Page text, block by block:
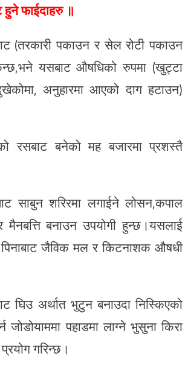
हुने फाईदाहरु ॥
(तरकारी पकाउन र सेल रोटी पकाउन
यसबाट औषधिको रुपमा (खुट्टा
अनुहारमा आएको दाग हटाउन)
रसबाट बनेको मह बजारमा प्रशस्तै
साबुन शरिरमा लगाईने लोसन,कपाल
बनाउन उपयोगी हुन्छ।यसलाई
जैविक मल र किटनाशक औषधी
घिउ अर्थात भुटुन बनाउदा निस्किएको
जोडोयाममा पहाडमा लाग्ने भुसुना किरा
गरिन्छ।